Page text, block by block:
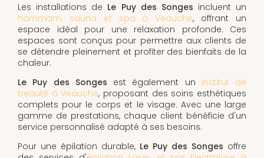
Les installations de Le Puy des Songes incluent un
hammam, sauna et spa à Veauche, offrant un
espace idéal pour une relaxation profonde. Ces
espaces sont conçus pour permettre aux clients de
se détendre pleinement et profiter des bienfaits de la
chaleur.
Le Puy des Songes est également un institut de
beauté à Veauche, proposant des soins esthétiques
complets pour le corps et le visage. Avec une large
gamme de prestations, chaque client bénéficie d'un
service personnalisé adapté à ses besoins.
Pour une épilation durable, Le Puy des Songes offre